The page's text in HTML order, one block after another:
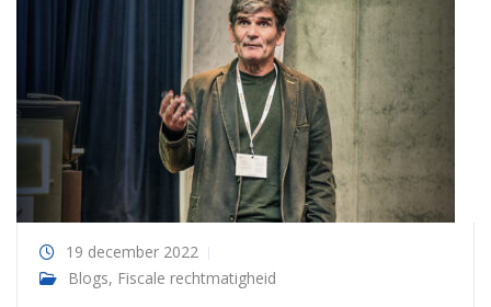
19 december 2022
Blogs, Fiscale rechtmatigheid